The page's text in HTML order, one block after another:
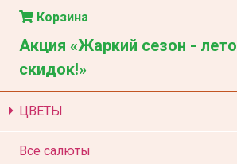
Корзина
Акция «Жаркий сезон - лето
скидок!»
ЦВЕТЫ
Все салюты